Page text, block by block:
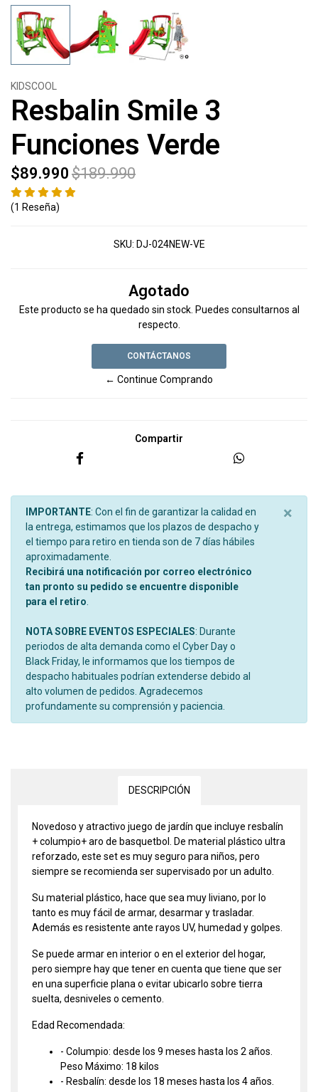
KIDSCOOL
Resbalin Smile 3
Funciones Verde
$89.990 $189.990
(1 Reseña)
SKU: DJ-024NEW-VE
Agotado
Este producto se ha quedado sin stock. Puedes consultarnos al
respecto.
CONTÁCTANOS
← Continue Comprando
Compartir
IMPORTANTE: Con el fin de garantizar la calidad en
la entrega, estimamos que los plazos de despacho y
el tiempo para retiro en tienda son de 7 días hábiles
aproximadamente.
Recibirá una notificación por correo electrónico
tan pronto su pedido se encuentre disponible
para el retiro
NOTA SOBRE EVENTOS ESPECIALES: Durante
periodos de alta demanda como el Cyber Day o
Black Friday, le informamos que los tiempos de
despacho habituales podrían extenderse debido al
alto volumen de pedidos. Agradecemos
profundamente su comprensión y paciencia.
×
DESCRIPCIÓN
Novedoso y atractivo juego de jardín que incluye resbalín
+ columpio+ aro de basquetbol. De material plástico ultra
reforzado, este set es muy seguro para niños, pero
siempre se recomienda ser supervisado por un adulto.
Su material plástico, hace que sea muy liviano, por lo
tanto es muy fácil de armar, desarmar y trasladar.
Además es resistente ante rayos UV, humedad y golpes.
Se puede armar en interior o en el exterior del hogar,
pero siempre hay que tener en cuenta que tiene que ser
en una superficie plana o evitar ubicarlo sobre tierra
suelta, desniveles o cemento.
Edad Recomendada:
- Columpio: desde los 9 meses hasta los 2 años.
Peso Máximo: 18 kilos
- Resbalín: desde los 18 meses hasta los 4 años.